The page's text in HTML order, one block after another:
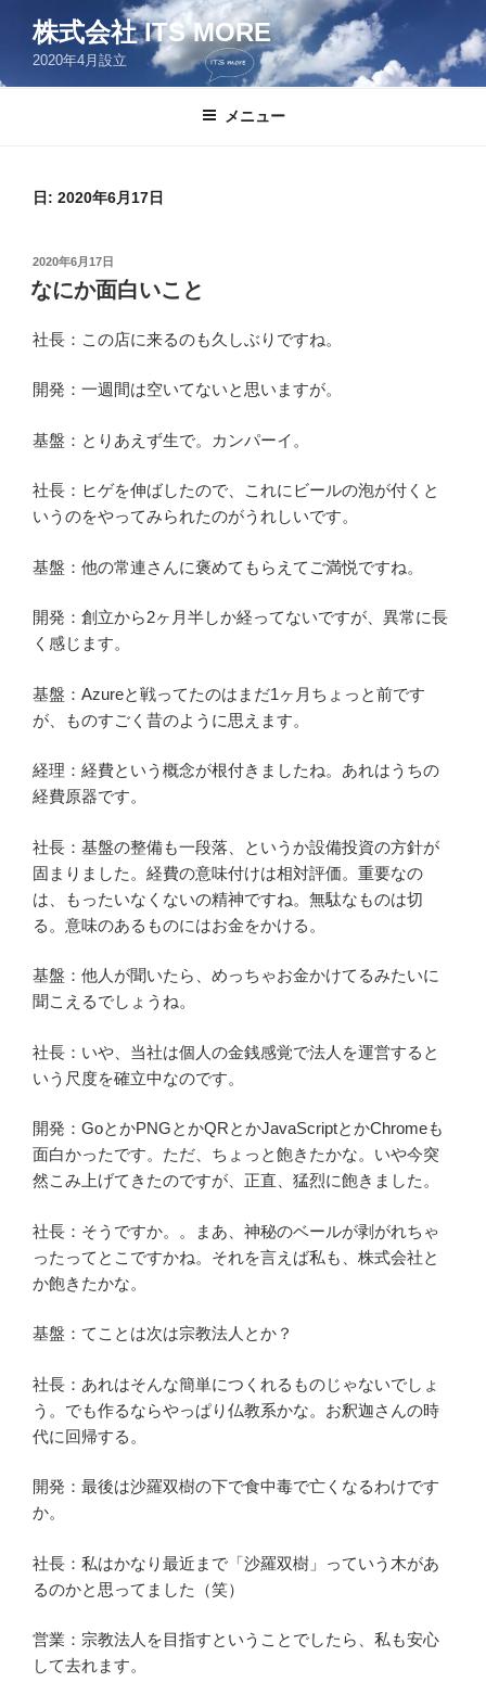
ン
株式会社 ITS MORE
2020年4月設立
メニュー
日: 2020年6月17日
投
稿
日:
2020年6月17日
なにか面白いこと
社長：この店に来るのも久しぶりですね。
開発：一週間は空いてないと思いますが。
基盤：とりあえず生で。カンパーイ。
社長：ヒゲを伸ばしたので、これにビールの泡が付くと
いうのをやってみられたのがうれしいです。
基盤：他の常連さんに褒めてもらえてご満悦ですね。
開発：創立から2ヶ月半しか経ってないですが、異常に長
く感じます。
基盤：Azureと戦ってたのはまだ1ヶ月ちょっと前です
が、ものすごく昔のように思えます。
経理：経費という概念が根付きましたね。あれはうちの
経費原器です。
社長：基盤の整備も一段落、というか設備投資の方針が
固まりました。経費の意味付けは相対評価。重要なの
は、もったいなくないの精神ですね。無駄なものは切
る。意味のあるものにはお金をかける。
基盤：他人が聞いたら、めっちゃお金かけてるみたいに
聞こえるでしょうね。
社長：いや、当社は個人の金銭感覚で法人を運営すると
いう尺度を確立中なのです。
開発：GoとかPNGとかQRとかJavaScriptとかChromeも
面白かったです。ただ、ちょっと飽きたかな。いや今突
然こみ上げてきたのですが、正直、猛烈に飽きました。
社長：そうですか。。まあ、神秘のベールが剥がれちゃ
ったってとこですかね。それを言えば私も、株式会社と
か飽きたかな。
基盤：てことは次は宗教法人とか？
社長：あれはそんな簡単につくれるものじゃないでしょ
う。でも作るならやっぱり仏教系かな。お釈迦さんの時
代に回帰する。
開発：最後は沙羅双樹の下で食中毒で亡くなるわけです
か。
社長：私はかなり最近まで「沙羅双樹」っていう木があ
るのかと思ってました（笑）
営業：宗教法人を目指すということでしたら、私も安心
して去れます。